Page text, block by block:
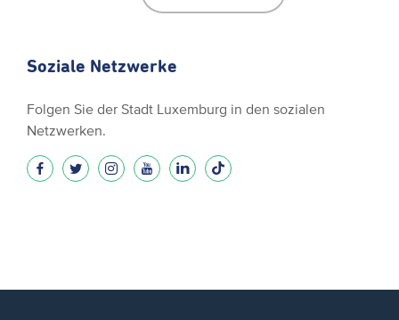
Soziale Netzwerke
Folgen Sie der Stadt Luxemburg in den sozialen
Netzwerken.